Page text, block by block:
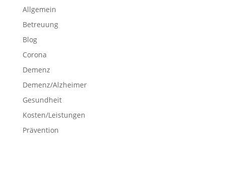
Allgemein
Betreuung
Blog
Corona
Demenz
Demenz/Alzheimer
Gesundheit
Kosten/Leistungen
Prävention